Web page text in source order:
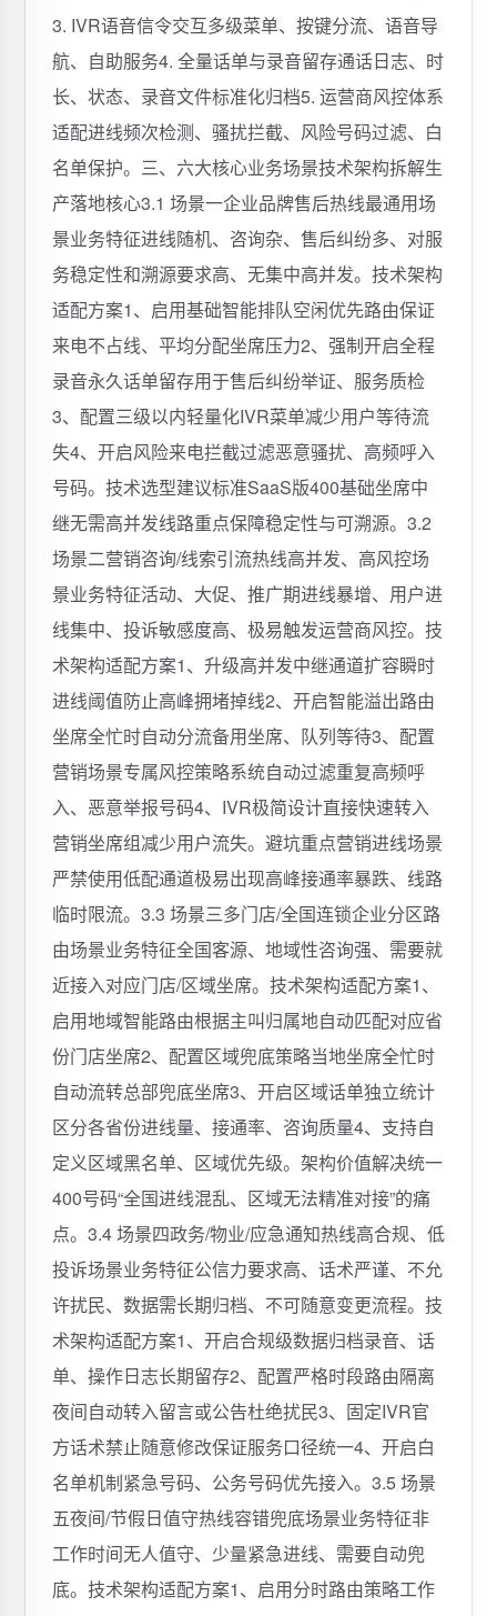
3. IVR语音信令交互多级菜单、按键分流、语音导
航、自助服务4. 全量话单与录音留存通话日志、时
长、状态、录音文件标准化归档5. 运营商风控体系
适配进线频次检测、骚扰拦截、风险号码过滤、白
名单保护。三、六大核心业务场景技术架构拆解生
产落地核心3.1 场景一企业品牌售后热线最通用场
景业务特征进线随机、咨询杂、售后纠纷多、对服
务稳定性和溯源要求高、无集中高并发。技术架构
适配方案1、启用基础智能排队空闲优先路由保证
来电不占线、平均分配坐席压力2、强制开启全程
录音永久话单留存用于售后纠纷举证、服务质检
3、配置三级以内轻量化IVR菜单减少用户等待流
失4、开启风险来电拦截过滤恶意骚扰、高频呼入
号码。技术选型建议标准SaaS版400基础坐席中
继无需高并发线路重点保障稳定性与可溯源。3.2
场景二营销咨询/线索引流热线高并发、高风控场
景业务特征活动、大促、推广期进线暴增、用户进
线集中、投诉敏感度高、极易触发运营商风控。技
术架构适配方案1、升级高并发中继通道扩容瞬时
进线阈值防止高峰拥堵掉线2、开启智能溢出路由
坐席全忙时自动分流备用坐席、队列等待3、配置
营销场景专属风控策略系统自动过滤重复高频呼
入、恶意举报号码4、IVR极简设计直接快速转入
营销坐席组减少用户流失。避坑重点营销进线场景
严禁使用低配通道极易出现高峰接通率暴跌、线路
临时限流。3.3 场景三多门店/全国连锁企业分区路
由场景业务特征全国客源、地域性咨询强、需要就
近接入对应门店/区域坐席。技术架构适配方案1、
启用地域智能路由根据主叫归属地自动匹配对应省
份门店坐席2、配置区域兜底策略当地坐席全忙时
自动流转总部兜底坐席3、开启区域话单独立统计
区分各省份进线量、接通率、咨询质量4、支持自
定义区域黑名单、区域优先级。架构价值解决统一
400号码“全国进线混乱、区域无法精准对接”的痛
点。3.4 场景四政务/物业/应急通知热线高合规、低
投诉场景业务特征公信力要求高、话术严谨、不允
许扰民、数据需长期归档、不可随意变更流程。技
术架构适配方案1、开启合规级数据归档录音、话
单、操作日志长期留存2、配置严格时段路由隔离
夜间自动转入留言或公告杜绝扰民3、固定IVR官
方话术禁止随意修改保证服务口径统一4、开启白
名单机制紧急号码、公务号码优先接入。3.5 场景
五夜间/节假日值守热线容错兜底场景业务特征非
工作时间无人值守、少量紧急进线、需要自动兜
底。技术架构适配方案1、启用分时路由策略工作